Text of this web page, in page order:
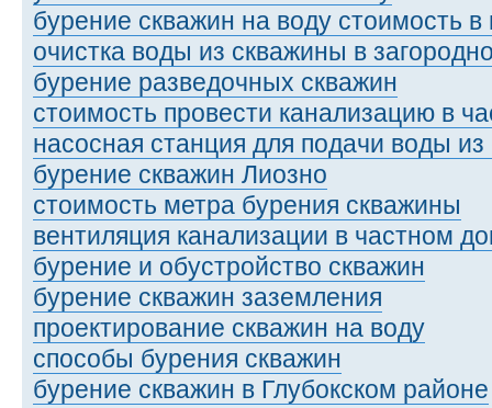
бурение скважин на воду стоимость
очистка воды из скважины в
бурение разведочных скважин
стоимость провести канализацию в
насосная станция для подачи воды
бурение скважин Лиозно
стоимость метра бурения скважины
вентиляция канализации в частном
бурение и обустройство скважин
бурение скважин заземления
проектирование скважин на воду
способы бурения скважин
бурение скважин в Глубокском районе